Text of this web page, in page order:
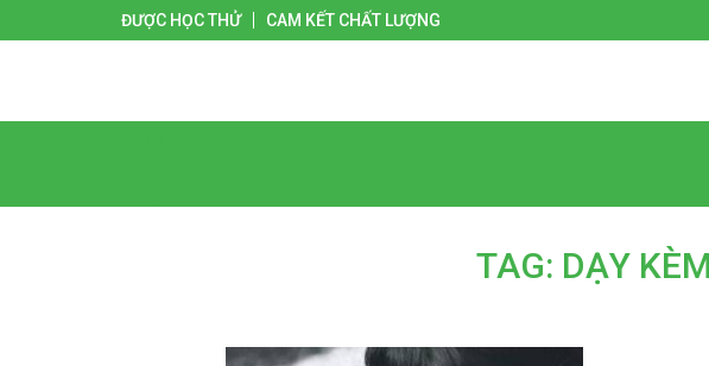
ĐƯỢC HỌC THỬ CAM KẾT CHẤT LƯỢNG
TAG: DẠY